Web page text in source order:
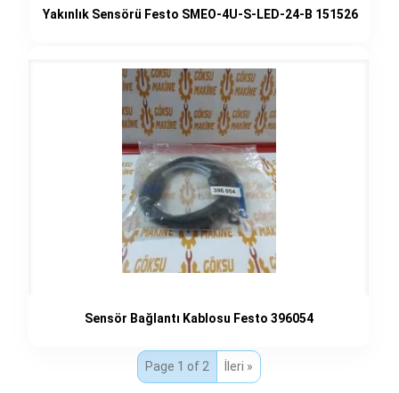
Yakınlık Sensörü Festo SMEO-4U-S-LED-24-B 151526
Sensör Bağlantı Kablosu Festo 396054
Page 1 of 2 İleri »